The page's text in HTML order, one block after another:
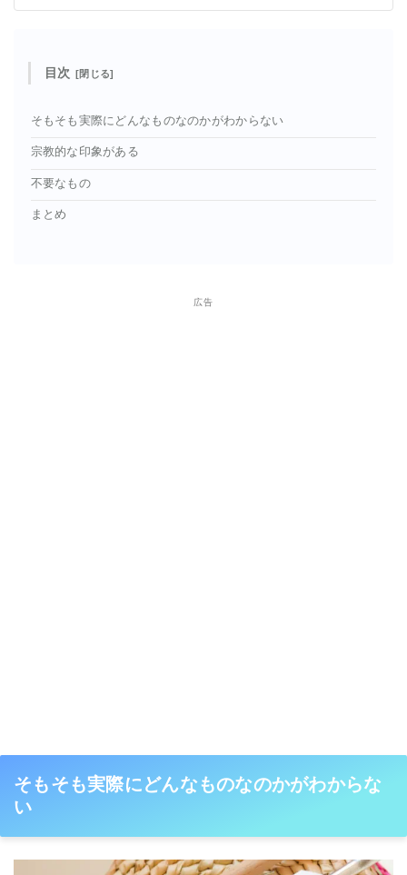
目次
そもそも実際にどんなものなのかがわからない
宗教的な印象がある
不要なもの
まとめ
広告
そもそも実際にどんなものなのかがわからな
い